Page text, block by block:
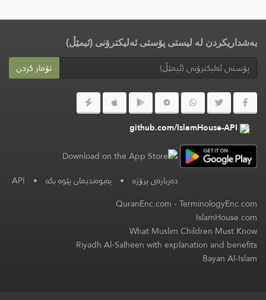
بەشداریکردن لە لیستی پۆستی ئەلیکترۆنی (ئیمێڵ)
تۆمار کردن
github.com/IslamHouse-API
دەربارەی پرۆژە • په‌یوه‌ندیمان پێوه‌ بكه‌ •
API
QuranEnc.com-TerminologyEnc.com
IslamHouse.com
What Muslim Children Must Know
Riyadh Al-Salheen with explanation and benefits
Bayan Al-Islam